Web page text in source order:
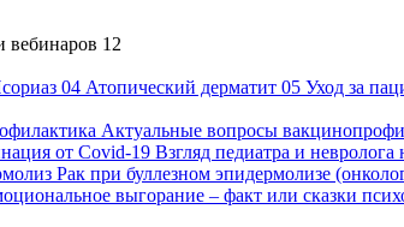
вебинаров 12
04 Атопический дерматит 05 Уход за
Актуальные вопросы
от Covid-19 Взгляд педиатра и
Рак при буллезном эпидермолизе
выгорание – факт или сказки